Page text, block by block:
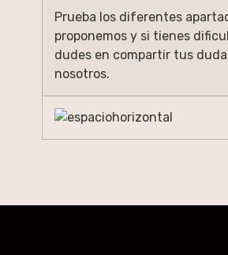
Prueba los diferentes
proponemos y si tienes
dudes en compartir tus
nosotros.